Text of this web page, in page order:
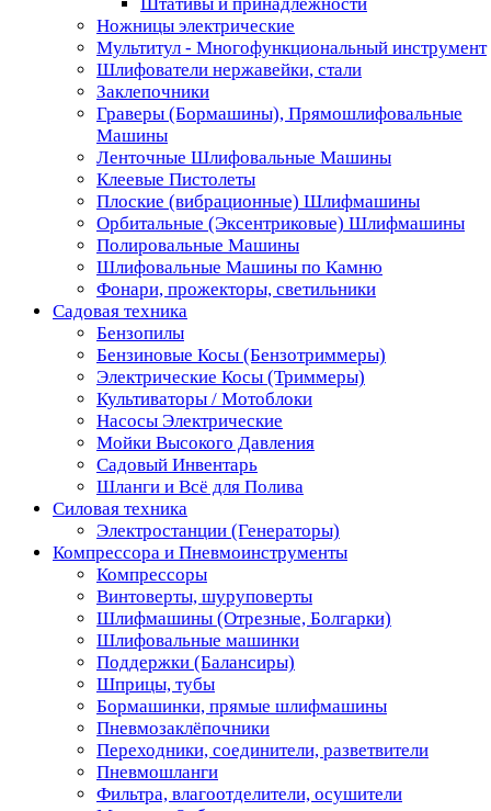
Ножницы электрические
Мультитул - Многофункциональный инструмент
Шлифователи нержавейки, стали
Заклепочники
Граверы (Бормашины), Прямошлифовальные
Машины
Ленточные Шлифовальные Машины
Клеевые Пистолеты
Плоские (вибрационные) Шлифмашины
Орбитальные (Эксентриковые) Шлифмашины
Полировальные Машины
Шлифовальные Машины по Камню
Фонари, прожекторы, светильники
Садовая техника
Бензопилы
Бензиновые Косы (Бензотриммеры)
Электрические Косы (Триммеры)
Культиваторы / Мотоблоки
Насосы Электрические
Мойки Высокого Давления
Садовый Инвентарь
Шланги и Всё для Полива
Силовая техника
Электростанции (Генераторы)
Компрессора и Пневмоинструменты
Компрессоры
Винтоверты, шуруповерты
Шлифмашины (Отрезные, Болгарки)
Шлифовальные машинки
Поддержки (Балансиры)
Шприцы, тубы
Бормашинки, прямые шлифмашины
Пневмозаклёпочники
Переходники, соединители, разветвители
Пневмошланги
Фильтра, влагоотделители, осушители